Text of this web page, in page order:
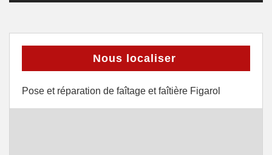
Nous localiser
Pose et réparation de faîtage et faîtière Figarol